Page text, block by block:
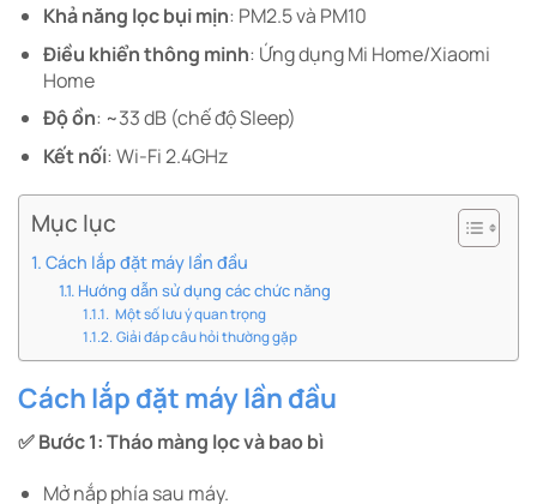
Khả năng lọc bụi mịn: PM2.5 và PM10
Điều khiển thông minh: Ứng dụng Mi Home/Xiaomi
Home
Độ ồn: ~33 dB (chế độ Sleep)
Kết nối: Wi-Fi 2.4GHz
Mục lục
Cách lắp đặt máy lần đầu
Hướng dẫn sử dụng các chức năng
Một số lưu ý quan trọng
Giải đáp câu hỏi thường gặp
Cách lắp đặt máy lần đầu
✅ Bước 1: Tháo màng lọc và bao bì
Mở nắp phía sau máy.